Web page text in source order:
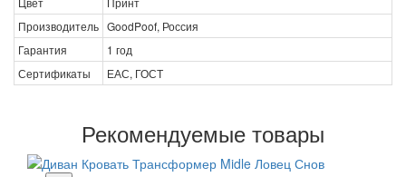
Производитель GoodPoof, Россия
Гарантия
1 год
Сертификаты
ЕАС, ГОСТ
Рекомендуемые товары